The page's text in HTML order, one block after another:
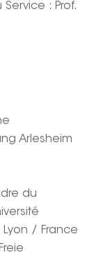
: Prof.
Arlesheim
du
/ France